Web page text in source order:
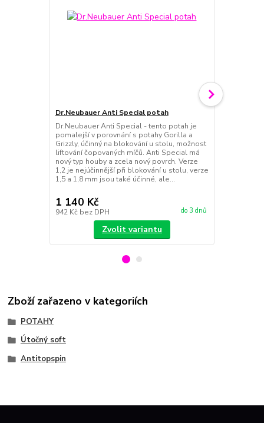
Dr.Neubauer Anti Special potah
Dr.Neubauer Anti Special - tento potah je
pomalejší v porovnání s potahy Gorilla a
Grizzly, účinný na blokování u stolu, možnost
liftování čopovaných míčů. Anti Special má
nový typ houby a zcela nový povrch. Verze
1,2 je nejúčinnější při blokování u stolu, verze
1,5 a 1,8 mm jsou také účinné, ale...
1 140 Kč
942 Kč bez DPH do 3 dnů
Zvolit variantu
Zboží zařazeno v kategoriích
POTAHY
Útočný soft
Antitopspin